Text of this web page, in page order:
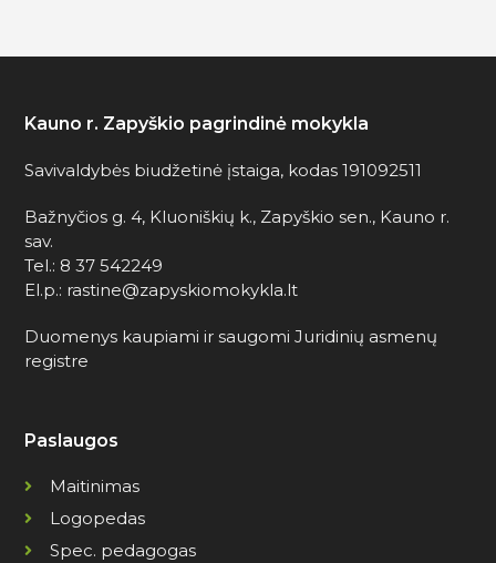
Kauno r. Zapyškio pagrindinė mokykla
Savivaldybės biudžetinė įstaiga, kodas 191092511
Bažnyčios g. 4, Kluoniškių k., Zapyškio sen., Kauno r.
sav.
Tel.: 8 37 542249
El.p.: rastine@zapyskiomokykla.lt
Duomenys kaupiami ir saugomi Juridinių asmenų
registre
Paslaugos
Maitinimas
Logopedas
Spec. pedagogas